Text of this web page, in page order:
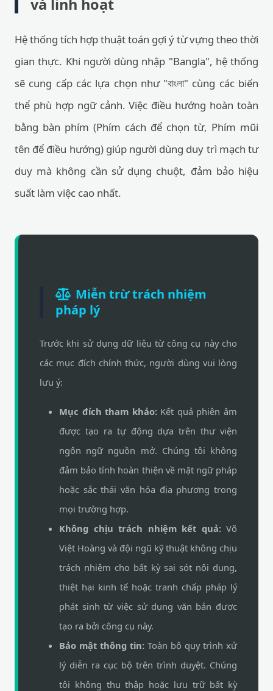
và linh hoạt
Hệ thống tích hợp thuật toán gợi ý từ vựng theo thời
gian thực. Khi người dùng nhập "Bangla", hệ thống
sẽ cung cấp các lựa chọn như "বাংলা" cùng các biến
thể phù hợp ngữ cảnh. Việc điều hướng hoàn toàn
bằng bàn phím (Phím cách để chọn từ, Phím mũi
tên để điều hướng) giúp người dùng duy trì mạch tư
duy mà không cần sử dụng chuột, đảm bảo hiệu
suất làm việc cao nhất.
Miễn trừ trách nhiệm
pháp lý
Trước khi sử dụng dữ liệu từ công cụ này cho
các mục đích chính thức, người dùng vui lòng
lưu ý:
Mục đích tham khảo:Kết quả phiên âm
được tạo ra tự động dựa trên thư viện
ngôn ngữ nguồn mở. Chúng tôi không
đảm bảo tính hoàn thiện về mặt ngữ pháp
hoặc sắc thái văn hóa địa phương trong
mọi trường hợp.
Không chịu trách nhiệm kết quả:Võ
Việt Hoàng và đội ngũ kỹ thuật không chịu
trách nhiệm cho bất kỳ sai sót nội dung,
thiệt hại kinh tế hoặc tranh chấp pháp lý
phát sinh từ việc sử dụng văn bản được
tạo ra bởi công cụ này.
Bảo mật thông tin: Toàn bộ quy trình xử
lý diễn ra cục bộ trên trình duyệt. Chúng
tôi không thu thập hoặc lưu trữ bất kỳ